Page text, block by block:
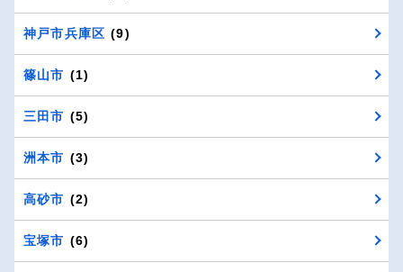
神戸市兵庫区 (9)
篠山市 (1)
三田市 (5)
洲本市 (3)
高砂市 (2)
宝塚市 (6)